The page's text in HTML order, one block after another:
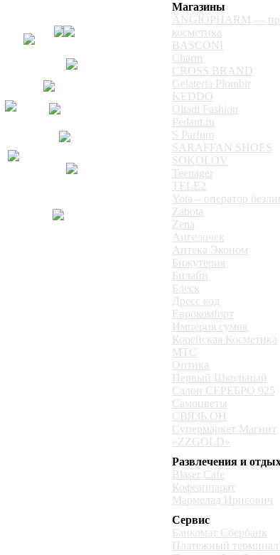
Магазины
ANGIOPHARM —
косметика
BASCONI
Charm
CROSS BRAND
Gelateria Plombir
KEDDO
Oltadi Fashion
Pedant.ru
S Parfum
SARAFFAN SHOES
SOKOLOV
Teenager
TELE2
Yota – оператор
Zabota
Zena
Ангелочек
Аптека Эконом
Бижутерия
Билайн
Блеск
Дресс код
Еврокомfорт
Империя сумок
Корейская Косметика
МТС
Оптика
Первый Школьный
Салон СЕРЕБРО 925
Самоцветы
СВЯЗЬ.ОН
Супермаркет Магнит
«ZZGOLD»
Развлечения и
Blaser Cafe
Кофеаппарат
Мармелад Ирисович
Сервис
Банкомат Сбербанк
Платежный терминал